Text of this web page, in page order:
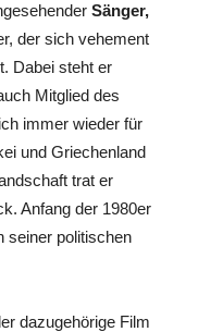
Sänger,
der sich vehement
Dabei steht er
Mitglied des
immer wieder für
und Griechenland
trat er
Anfang der 1980er
seiner politischen
dazugehörige Film